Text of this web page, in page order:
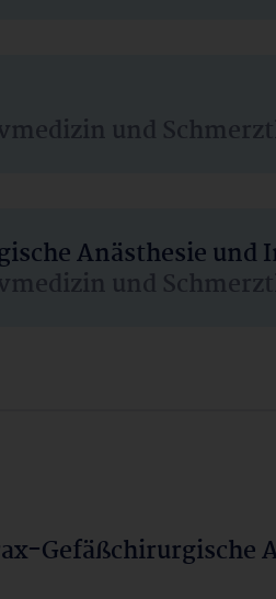
und
Anästhesie und
und
Gefäßchirurgische